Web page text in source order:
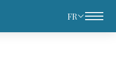
FR